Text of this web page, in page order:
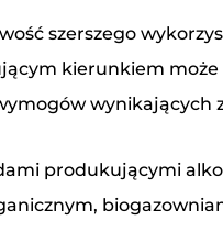
szerszego
kierunkiem
wynikających
produkującymi